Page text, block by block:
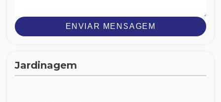
ENVIAR MENSAGEM
Jardinagem